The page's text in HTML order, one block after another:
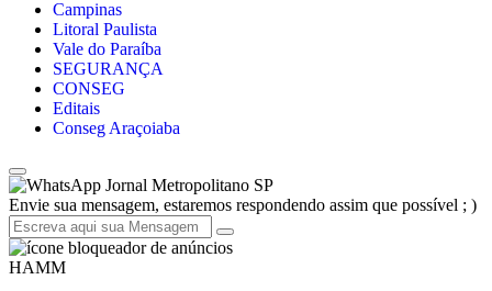
Campinas
Litoral Paulista
Vale do Paraíba
SEGURANÇA
CONSEG
Editais
Conseg Araçoiaba
Jornal Metropolitano SP
Envie sua mensagem, estaremos respondendo assim que possível ; )
HAMM